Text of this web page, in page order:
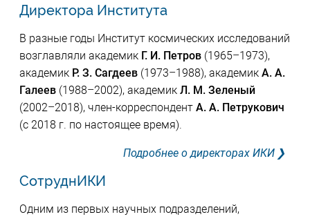
Директора Института
В разные годы Институт космических исследований
возглавляли академик Г. И. Петров(1965–1973),
академик Р. З. Сагдеев(1973–1988), академик А. А.
Галеев(1988–2002), академик Л. М. Зеленый
(2002–2018), член-корреспондент А. А. Петрукович
(с 2018 г. по настоящее время).
Подробнее о директорах ИКИ
СотруднИКИ
Одним из первых научных подразделений,